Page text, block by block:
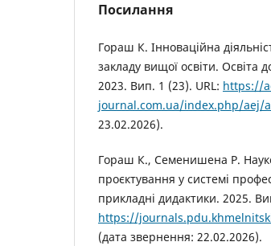
Посилання
Гораш К. Інноваційна
закладу вищої освіти. Освіта
2023. Вип. 1 (23). URL: https://
journal.com.ua/index.php/aej/
23.02.2026).
Гораш К., Семенишена Р.
проєктування у системі
прикладні дидактики. 2025.
https://
(дата звернення: 22.02.2026).